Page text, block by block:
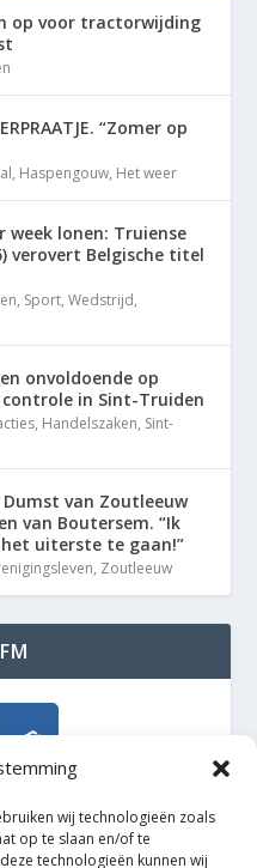
wij technologieën zoals
op te slaan en/of te
technologieën kunnen wij
op voor tractorwijding
“Zomer op
, Haspengouw, Het weer
lonen: Truiense
verovert Belgische titel
, Sport,Wedstrijd,
onvoldoende op
in Sint-Truiden
, Handelszaken, Sint-
van Zoutleeuw
van Boutersem. “Ik
uiterste te gaan!”
, Zoutleeuw